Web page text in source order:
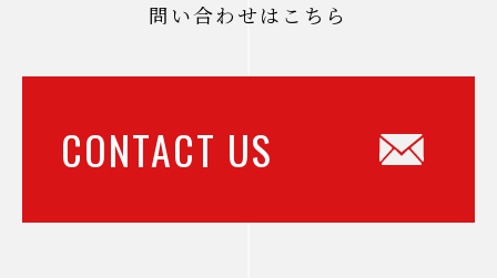
問い合わせはこちら
CONTACT US